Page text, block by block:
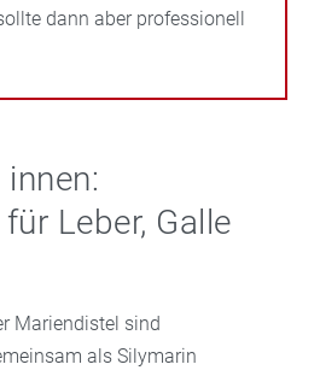
dann aber professionell
Leber, Galle
Mariendistel sind
als Silymarin